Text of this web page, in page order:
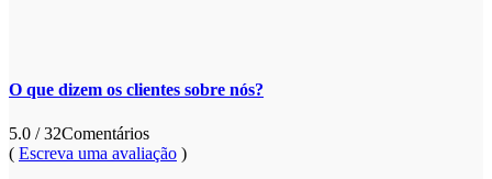
O que dizem os clientes sobre nós?
5.0 / 32Comentários
( Escreva uma avaliação )